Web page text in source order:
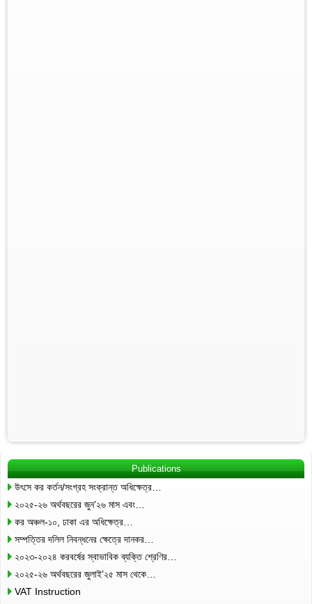
Publications
উৎসে কর কর্তন/সংগ্রহ সংক্রান্ত অধিক্ষেত্র…
২০২৫-২৬ অর্থবছরের জুন’২৬ মাস এবং…
কর অঞ্চল-১০, ঢাকা এর অধিক্ষেত্র…
সম্পত্তির দলিল নিবন্ধনের ক্ষেত্রে দানকর…
২০২৩-২০২৪ করবর্ষের স্বাভাবিক ব্যক্তি শ্রেণির…
২০২৫-২৬ অর্থবছরের জুলাই’২৫ মাস থেকে…
VAT Instruction